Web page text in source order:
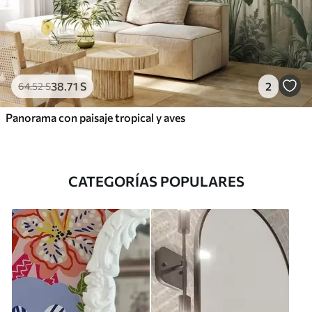
64.52S38.71 S 2
Panorama con paisaje tropical y aves
CATEGORÍAS POPULARES